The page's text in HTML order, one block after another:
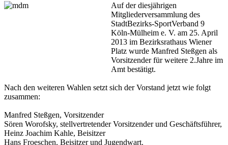
Auf der diesjährigen
Mitgliederversammlung des
StadtBezirks-SportVerband 9
Köln-Mülheim e. V. am 25. April
2013 im Bezirksrathaus Wiener
Platz wurde Manfred Steßgen als
Vorsitzender für weitere 2.Jahre im
Amt bestätigt.
Nach den weiteren Wahlen setzt sich der Vorstand jetzt wie folgt
zusammen:
Manfred Steßgen, Vorsitzender
Sören Worofsky, stellvertretender Vorsitzender und Geschäftsführer,
Heinz Joachim Kahle, Beisitzer
Hans Froeschen, Beisitzer und Jugendwart.